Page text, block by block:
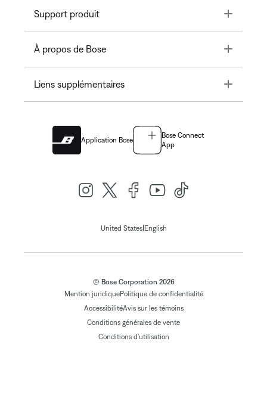
Support produit Toggle
À propos de Bose Toggle
Liens supplémentaires Toggle
Application Bose
Bose Connect
App
United States|English
© Bose Corporation 2026
Mention juridiquePolitique de confidentialité
AccessibilitéAvis sur les témoins
Conditions générales de vente
Conditions d'utilisation